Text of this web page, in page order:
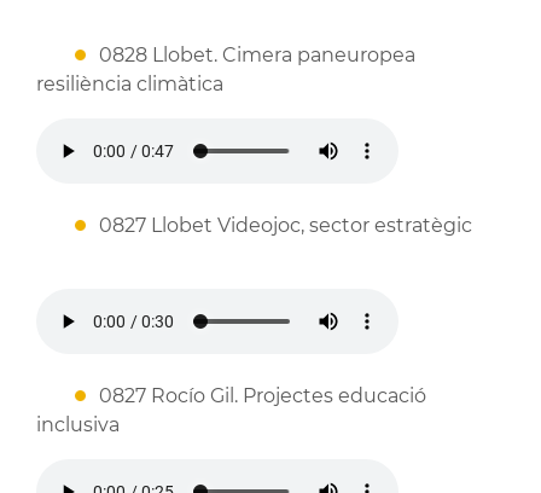
0828 Llobet. Cimera paneuropea
resiliència climàtica
0827 Llobet Videojoc, sector estratègic
0827 Rocío Gil. Projectes educació
inclusiva